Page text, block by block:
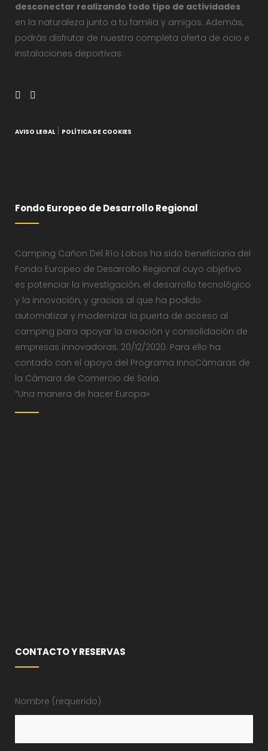
desconectar realizando todo tipo de actividades
en la naturaleza junto a tu familia y amigos. Además,
podrás disfrutar de nuestra completa oferta de ocio e
instalaciones deportivas.
AVISO LEGAL POLÍTICA DE COOKIES
Fondo Europeo de Desarrollo Regional
Camping Cañon Del Río Lobos ha sido beneficiaria del
Fondo Europeo de Desarrollo Regional cuyo objetivo
es potenciar la investigación, el desarrollo tecnológico
y la innovación, y gracias al que ha podido
automatizar y modernizar la puerta de acceso al
camping para apoyar la creación y consolidación de
empresas innovadoras. 20/12/2020. Para ello ha
contado con el apoyo del Programa InnoCámaras de
la Cámara de Comercio de Soria.
“Una manera de hacer Europa»
CONTACTO Y RESERVAS
Nombre (requerido)